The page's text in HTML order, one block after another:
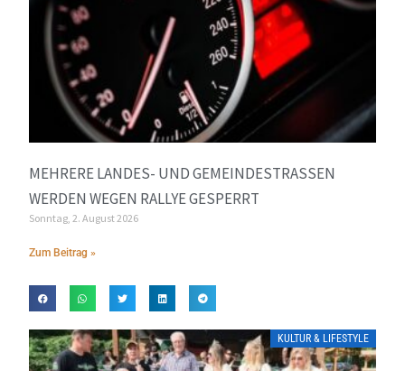
MEHRERE LANDES- UND GEMEINDESTRASSEN W
ERDEN WEGEN RALLYE GESPERRT
Sonntag, 2. August 2026
Zum Beitrag »
KULTUR & LIFESTYLE